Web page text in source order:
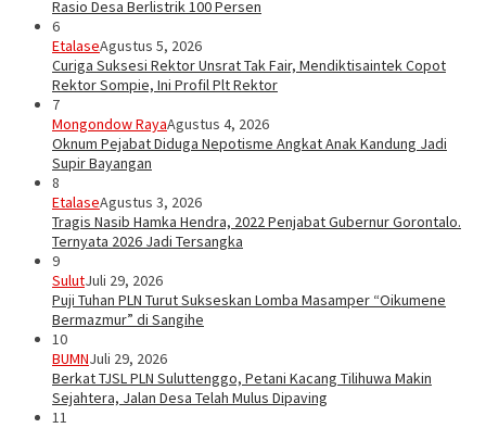
Rasio Desa Berlistrik 100 Persen
6
EtalaseAgustus 5, 2026
Curiga Suksesi Rektor Unsrat Tak Fair, Mendiktisaintek Copot
Rektor Sompie, Ini Profil Plt Rektor
7
Mongondow RayaAgustus 4, 2026
Oknum Pejabat Diduga Nepotisme Angkat Anak Kandung Jadi
Supir Bayangan
8
EtalaseAgustus 3, 2026
Tragis Nasib Hamka Hendra, 2022 Penjabat Gubernur Gorontalo.
Ternyata 2026 Jadi Tersangka
9
SulutJuli 29, 2026
Puji Tuhan PLN Turut Sukseskan Lomba Masamper “Oikumene
Bermazmur” di Sangihe
10
BUMNJuli 29, 2026
Berkat TJSL PLN Suluttenggo, Petani Kacang Tilihuwa Makin
Sejahtera, Jalan Desa Telah Mulus Dipaving
11